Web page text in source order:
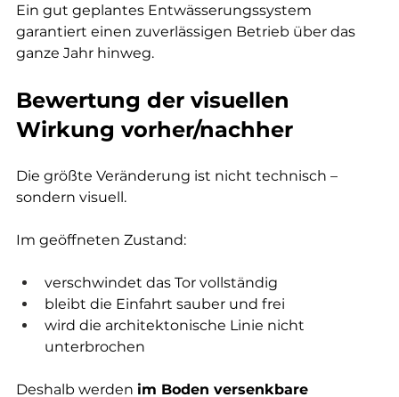
Ein gut geplantes Entwässerungssystem
garantiert einen zuverlässigen Betrieb über das
ganze Jahr hinweg.
Bewertung der visuellen
Wirkung vorher/nachher
Die größte Veränderung ist nicht technisch –
sondern visuell.
Im geöffneten Zustand:
verschwindet das Tor vollständig
bleibt die Einfahrt sauber und frei
wird die architektonische Linie nicht
unterbrochen
Deshalb werden im Boden versenkbare